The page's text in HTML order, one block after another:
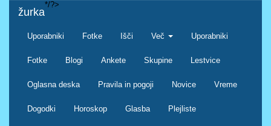
žurka
Uporabniki Fotke Išči Več Uporabniki
Fotke Blogi Ankete Skupine Lestvice
Oglasna deska Pravila in pogoji Novice Vreme
Dogodki Horoskop Glasba Plejliste
*/?>